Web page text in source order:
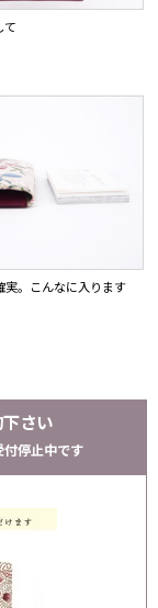
て
実。こんなに入ります
さい
付停止中です